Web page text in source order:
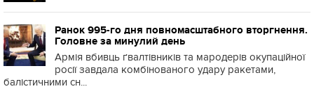
Ранок 995-го дня повномасштабного вторгнення.
Головне за минулий день
Армія вбивць ґвалтівників та мародерів окупаційної
росії завдала комбінованого удару ракетами,
балістичними сн...